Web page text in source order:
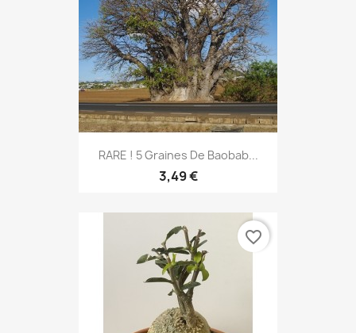
RARE ! 5 Graines De Baobab...
3,49 €
favorite_border